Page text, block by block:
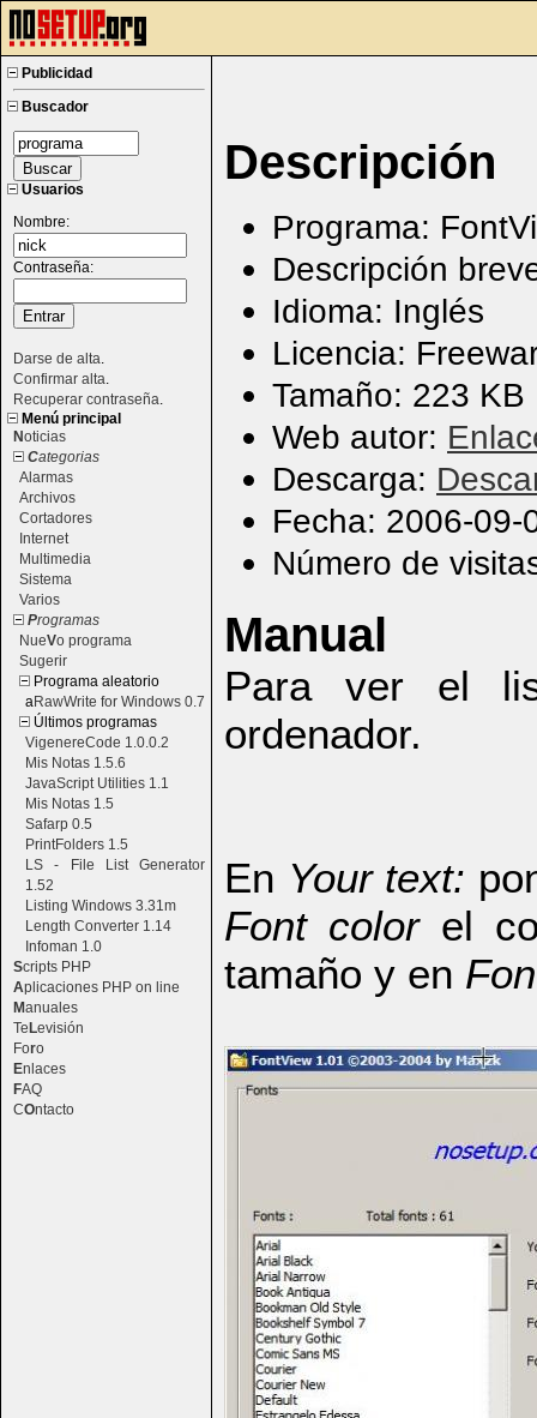
Publicidad
Buscador
Usuarios
Nombre:
Contraseña:
Darse de alta
Confirmar alta
Recuperar contraseña
Menú principal
Noticias
Categorias
Alarmas
Archivos
Cortadores
Internet
Multimedia
Sistema
Varios
Programas
NueVo programa
Sugerir
Programa aleatorio
aRawWrite for Windows 0.7
Últimos programas
VigenereCode 1.0.0.2
Mis Notas 1.5.6
JavaScript Utilities 1.1
Mis Notas 1.5
Safarp 0.5
PrintFolders 1.5
LS - File List Generator
1.52
Listing Windows 3.31m
Length Converter 1.14
Infoman 1.0
Scripts PHP
Aplicaciones PHP on line
Manuales
TeLevisión
Foro
Enlaces
FAQ
COntacto
Descripción
Programa:
Descripción
Idioma: Inglés
Licencia:
Tamaño: 223 KB
Web autor:
Descarga:
Fecha: 2006-09-
Número de
Manual
Para ver el
ordenador.
En Your text:
Font colorel
tamaño y en